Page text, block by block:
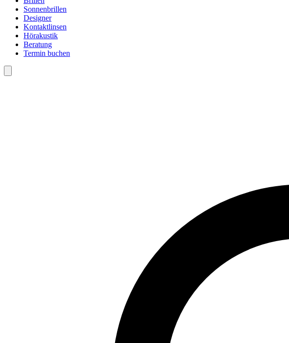
Sonnenbrillen
Designer
Kontaktlinsen
Hörakustik
Beratung
Termin buchen